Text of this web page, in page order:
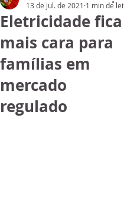
Eletricidade fica
mais cara para
famílias em
mercado
regulado
13 de jul. de 2021 1 min de